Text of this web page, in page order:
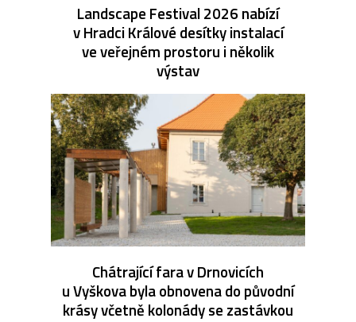
Landscape Festival 2026 nabízí
v Hradci Králové desítky instalací
ve veřejném prostoru i několik
výstav
Chátrající fara v Drnovicích
u Vyškova byla obnovena do původní
krásy včetně kolonády se zastávkou